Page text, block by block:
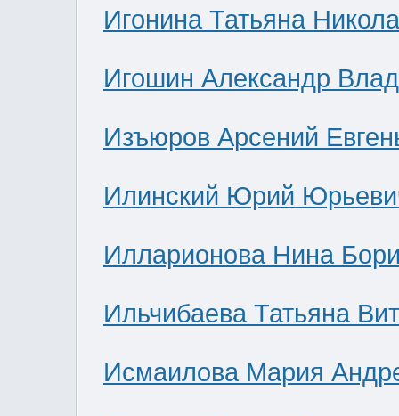
Игонина Татьяна
Игошин Александр
Изъюров Арсений
Илинский Юрий
Илларионова Нина
Ильчибаева Татьяна
Исмаилова Мария